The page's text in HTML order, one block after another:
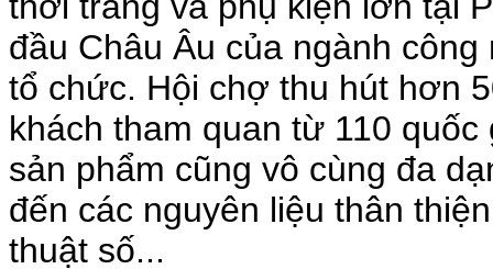
đầu Châu Âu của ngành
tổ chức. Hội chợ thu hút hơn
khách tham quan từ 110
sản phẩm cũng vô cùng đa
đến các nguyên liệu thân
thuật số...